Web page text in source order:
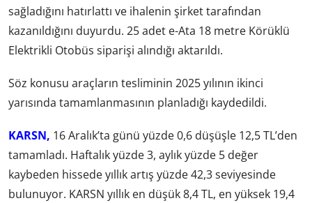
sağladığını hatırlattı ve ihalenin şirket tarafından
kazanıldığını duyurdu. 25 adet e-Ata 18 metre Körüklü
Elektrikli Otobüs siparişi alındığı aktarıldı.
Söz konusu araçların tesliminin 2025 yılının ikinci
yarısında tamamlanmasının planladığı kaydedildi.
KARSN, 16 Aralık’ta günü yüzde 0,6 düşüşle 12,5 TL’den
tamamladı. Haftalık yüzde 3, aylık yüzde 5 değer
kaybeden hissede yıllık artış yüzde 42,3 seviyesinde
bulunuyor. KARSN yıllık en düşük 8,4 TL, en yüksek 19,4